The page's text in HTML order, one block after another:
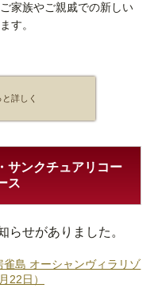
家族やご親戚での新しい
す。
詳しく
サンクチュアリコー
ス
らせがありました。
雀島 オーシャンヴィラリゾ
22日）